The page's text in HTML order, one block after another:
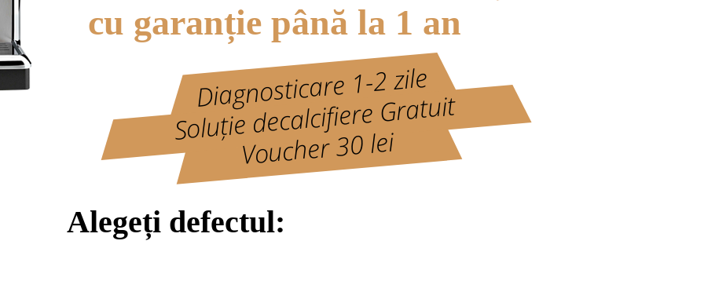
cu garanție până la 1 an
Diagnosticare 1-2 zile
Soluție decalcifiere Gratuit
Voucher 30 lei
Alegeți defectul: